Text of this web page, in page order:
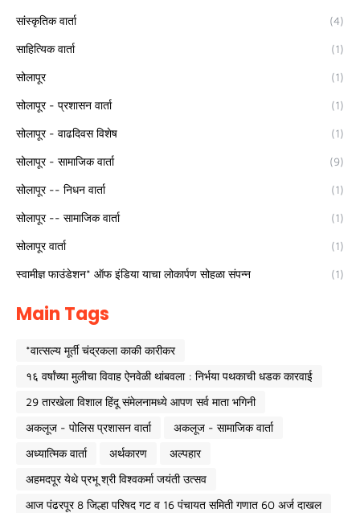
सांस्कृतिक वार्ता (4)
साहित्यिक वार्ता (1)
सोलापूर (1)
सोलापूर - प्रशासन वार्ता (1)
सोलापूर - वाढदिवस विशेष (1)
सोलापूर - सामाजिक वार्ता (9)
सोलापूर -- निधन वार्ता (1)
सोलापूर -- सामाजिक वार्ता (1)
सोलापूर वार्ता (1)
स्वामीज्ञ फाउंडेशन* ऑफ इंडिया याचा लोकार्पण सोहळा संपन्न (1)
Main Tags
*वात्सल्य मूर्ती चंद्रकला काकी कारीकर
१६ वर्षांच्या मुलीचा विवाह ऐनवेळी थांबवला : निर्भया पथकाची धडक कारवाई
29 तारखेला विशाल हिंदू संमेलनामध्ये आपण सर्व माता भगिनी
अकलूज - पोलिस प्रशासन वार्ता
अकलूज - सामाजिक वार्ता
अध्यात्मिक वार्ता
अर्थकारण
अल्पहार
अहमदपूर येथे प्रभू श्री विश्वकर्मा जयंती उत्सव
आज पंढरपूर 8 जिल्हा परिषद गट व 16 पंचायत समिती गणात 60 अर्ज दाखल